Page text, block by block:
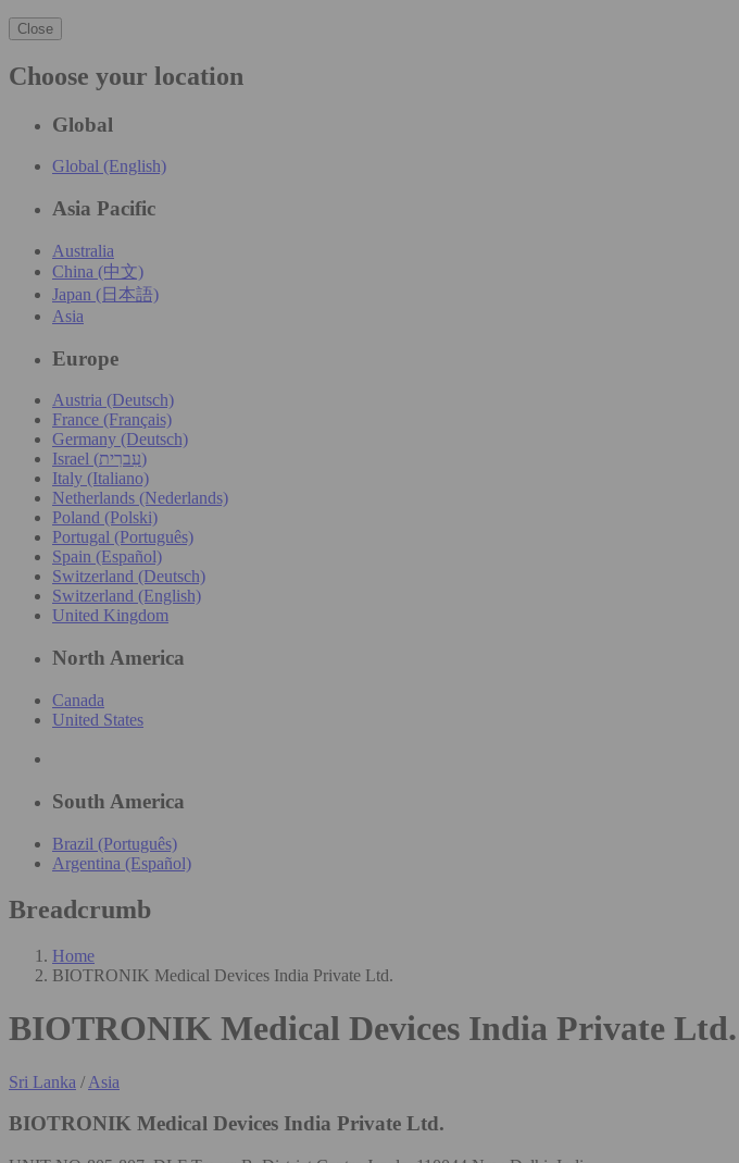
Close
Choose your location
Global
Global (English)
Asia Pacific
Australia
China (中文)
Japan (日本語)
Asia
Europe
Austria (Deutsch)
France (Français)
Germany (Deutsch)
Israel (עִברִית)
Italy (Italiano)
Netherlands (Nederlands)
Poland (Polski)
Portugal (Português)
Spain (Español)
Switzerland (Deutsch)
Switzerland (English)
United Kingdom
North America
Canada
United States
South America
Brazil (Português)
Argentina (Español)
Breadcrumb
Home
BIOTRONIK Medical Devices India Private Ltd.
BIOTRONIK Medical Devices India Private Ltd.
Sri Lanka / Asia
BIOTRONIK Medical Devices India Private Ltd.